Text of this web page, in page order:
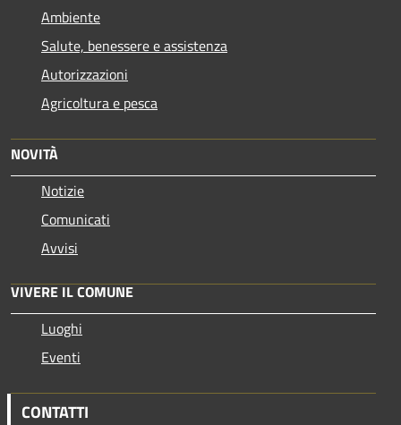
Ambiente
Salute, benessere e assistenza
Autorizzazioni
Agricoltura e pesca
NOVITÀ
Notizie
Comunicati
Avvisi
VIVERE IL COMUNE
Luoghi
Eventi
CONTATTI